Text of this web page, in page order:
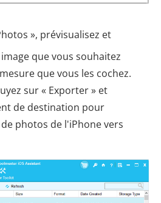
», prévisualisez et
que vous souhaitez
que vous les cochez.
sur « Exporter » et
de destination pour
photos de l'iPhone vers